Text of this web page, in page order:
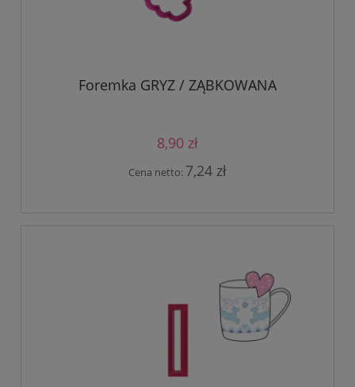
Foremka GRYZ / ZĄBKOWANA
8,90 zł
Cena netto: 7,24 zł